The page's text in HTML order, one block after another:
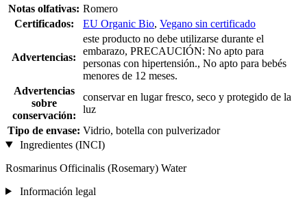
Notas olfativas: Romero
Certificados:
EU Organic Bio, Vegano sin certificado
Advertencias:
este producto no debe utilizarse durante el
embarazo, PRECAUCIÓN: No apto para
personas con hipertensión., No apto para bebés
menores de 12 meses.
Advertencias
sobre
conservación:
conservar en lugar fresco, seco y protegido de la
luz
Tipo de envase: Vidrio, botella con pulverizador
Ingredientes (INCI)
Rosmarinus Officinalis (Rosemary) Water
Información legal